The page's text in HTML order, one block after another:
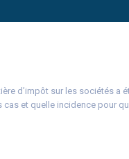
d’impôt sur les sociétés a
et quelle incidence pour